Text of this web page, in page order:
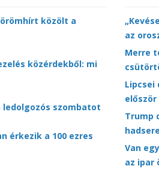
közölt a
közérdekből: mi
ledolgozós szombatot
érkezik a 100 ezres
az
Merre
Lipcsei
Trump
Van
az ipar